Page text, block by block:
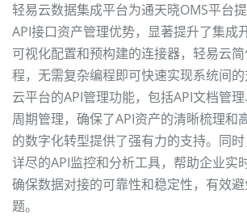
轻易云数据集成平台为通天晓OMS平台
API接口资产管理优势，显著提升了集成
可视化配置和预构建的连接器，轻易云
程，无需复杂编程即可快速实现系统间
云平台的API管理功能，包括API文档管
周期管理，确保了API资产的清晰梳理和
的数字化转型提供了强有力的支持。同
详尽的API监控和分析工具，帮助企业实
确保数据对接的可靠性和稳定性，有效
题。